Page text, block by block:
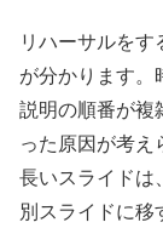
リハーサルを
が分かります。
説明の順番が複
った原因が考え
長いスライドは
別スライドに移